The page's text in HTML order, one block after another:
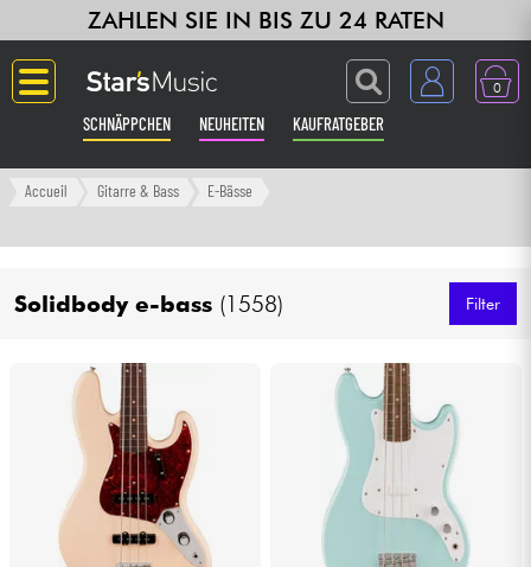
ZAHLEN SIE IN BIS ZU 24 RATEN
0
SCHNÄPPCHEN NEUHEITEN KAUFRATGEBER
Langue
Verstärker & Effekte
Klaviere & Piano
Synths & samplers
Studio
Kopfhörer
Accueil Gitarre & Bass E-Bässe
Solidbody e-bass (1558) Filter